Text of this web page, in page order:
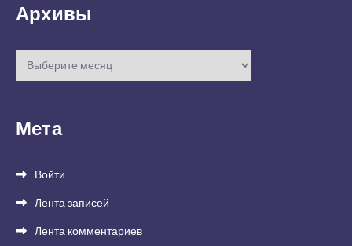
Архивы
Архивы
Мета
Войти
Лента записей
Лента комментариев